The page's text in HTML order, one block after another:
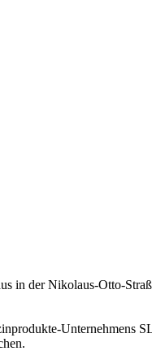
in der Nikolaus-Otto-
Unternehmens